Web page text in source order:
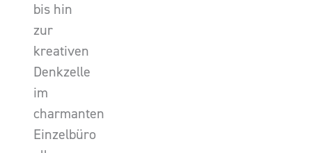
bis hin
zur
kreativen
Denkzelle
im
charmanten
Einzelbüro